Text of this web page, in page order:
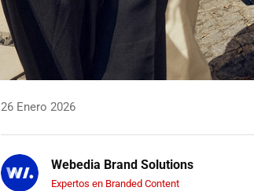
26 Enero 2026
Webedia Brand Solutions
Expertos en Branded Content